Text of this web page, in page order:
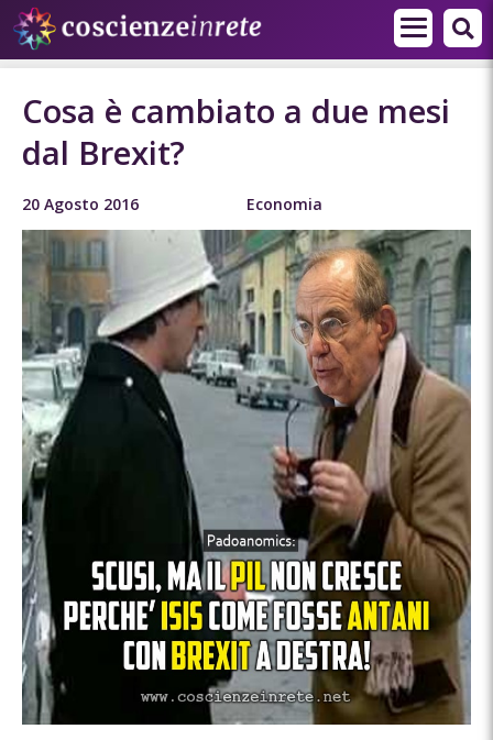
Cosa è cambiato a due mesi
dal Brexit?
20 Agosto 2016 Economia